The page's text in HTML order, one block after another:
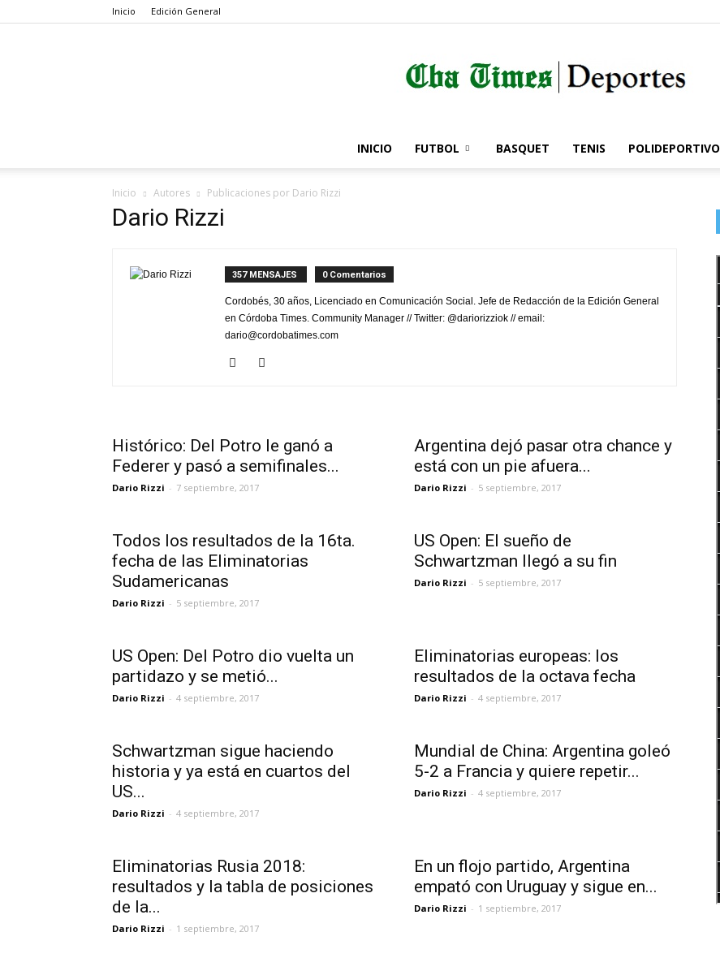
Inicio Edición General
Córdoba
INICIO FUTBOL BASQUET TENIS POLIDEPORTIVO
Inicio Autores Publicaciones por Dario Rizzi
Dario Rizzi
357 MENSAJES 0 Comentarios
Cordobés, 30 años, Licenciado en Comunicación Social. Jefe de Redacción de la Edición General
en Córdoba Times. Community Manager // Twitter: @dariorizziok // email:
dario@cordobatimes.com
Histórico: Del Potro le ganó a
Federer y pasó a semifinales...
Dario Rizzi - 7 septiembre, 2017
Argentina dejó pasar otra chance y
está con un pie afuera...
Dario Rizzi - 5 septiembre, 2017
Todos los resultados de la 16ta.
fecha de las Eliminatorias
Sudamericanas
Dario Rizzi - 5 septiembre, 2017
US Open: El sueño de
Schwartzman llegó a su fin
Dario Rizzi - 5 septiembre, 2017
US Open: Del Potro dio vuelta un
partidazo y se metió...
Dario Rizzi - 4 septiembre, 2017
Eliminatorias europeas: los
resultados de la octava fecha
Dario Rizzi - 4 septiembre, 2017
Schwartzman sigue haciendo
historia y ya está en cuartos del
US...
Dario Rizzi - 4 septiembre, 2017
Mundial de China: Argentina goleó
5-2 a Francia y quiere repetir...
Dario Rizzi - 4 septiembre, 2017
Eliminatorias Rusia 2018:
resultados y la tabla de posiciones
de la...
Dario Rizzi - 1 septiembre, 2017
En un flojo partido, Argentina
empató con Uruguay y sigue en...
Dario Rizzi - 1 septiembre, 2017